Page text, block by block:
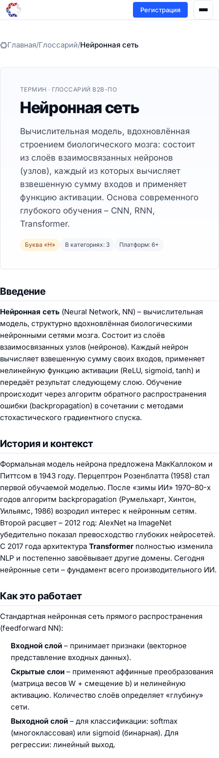
Регистрация
Главная/Глоссарий/Нейронная сеть
ТЕРМИН · ГЛОССАРИЙ B2B-ПО
Нейронная сеть
Вычислительная модель, вдохновлённая
строением биологического мозга: состоит
из слоёв взаимосвязанных нейронов
(узлов), каждый из которых вычисляет
взвешенную сумму входов и применяет
функцию активации. Основа современного
глубокого обучения – CNN, RNN,
Transformer.
Буква «Н» В категориях: 3 Платформ: 6+
Введение
Нейронная сеть (Neural Network, NN) – вычислительная
модель, структурно вдохновлённая биологическими
нейронными сетями мозга. Состоит из слоёв
взаимосвязанных узлов (нейронов). Каждый нейрон
вычисляет взвешенную сумму своих входов, применяет
нелинейную функцию активации (ReLU, sigmoid, tanh) и
передаёт результат следующему слою. Обучение
происходит через алгоритм обратного распространения
ошибки (backpropagation) в сочетании с методами
стохастического градиентного спуска.
История и контекст
Формальная модель нейрона предложена МакКаллоком и
Питтсом в 1943 году. Перцептрон Розенблатта (1958) стал
первой обучаемой моделью. После «зимы ИИ» 1970–80-х
годов алгоритм backpropagation (Румельхарт, Хинтон,
Уильямс, 1986) возродил интерес к нейронным сетям.
Второй расцвет – 2012 год: AlexNet на ImageNet
убедительно показал превосходство глубоких нейросетей.
С 2017 года архитектура Transformer полностью изменила
NLP и постепенно завоёвывает другие домены. Сегодня
нейронные сети – фундамент всего производительного ИИ.
Как это работает
Стандартная нейронная сеть прямого распространения
(feedforward NN):
Входной слой – принимает признаки (векторное
представление входных данных).
Скрытые слои – применяют аффинные преобразования
(матрица весов W + смещение b) и нелинейную
активацию. Количество слоёв определяет «глубину»
сети.
Выходной слой – для классификации: softmax
(многоклассовая) или sigmoid (бинарная). Для
регрессии: линейный выход.